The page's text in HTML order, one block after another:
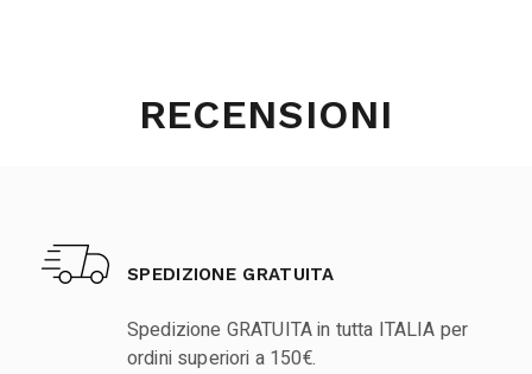
RECENSIONI
SPEDIZIONE GRATUITA
Spedizione GRATUITA in tutta ITALIA per
ordini superiori a 150€.